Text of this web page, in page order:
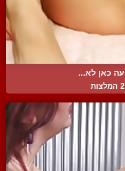
כאן לא...
2 המלצות